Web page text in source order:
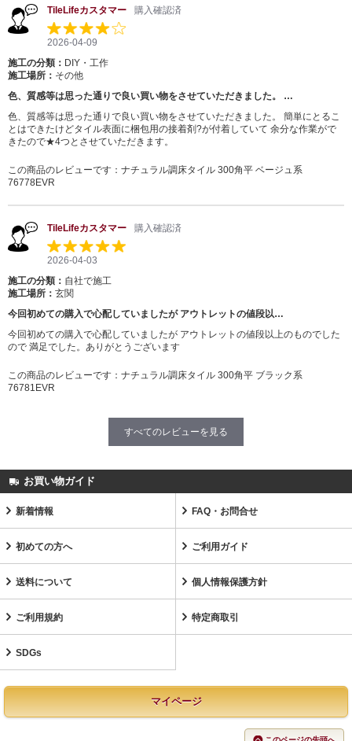
TileLifeカスタマー 購入確認済
2026-04-09
施工の分類： DIY・工作
施工場所： その他
色、質感等は思った通りで良い買い物をさせていただきました。 …
色、質感等は思った通りで良い買い物をさせていただきました。 簡単にとるこ
とはできたけどタイル表面に梱包用の接着剤?が付着していて 余分な作業がで
きたので★4つとさせていただきます。
この商品のレビューです： ナチュラル調床タイル 300角平 ベージュ系
76778EVR
TileLifeカスタマー 購入確認済
2026-04-03
施工の分類： 自社で施工
施工場所： 玄関
今回初めての購入で心配していましたが アウトレットの値段以…
今回初めての購入で心配していましたが アウトレットの値段以上のものでした
ので 満足でした。ありがとうございます
この商品のレビューです： ナチュラル調床タイル 300角平 ブラック系
76781EVR
すべてのレビューを見る
お買い物ガイド
新着情報 FAQ・お問合せ
初めての方へ ご利用ガイド
送料について 個人情報保護方針
ご利用規約 特定商取引
SDGs
マイページ